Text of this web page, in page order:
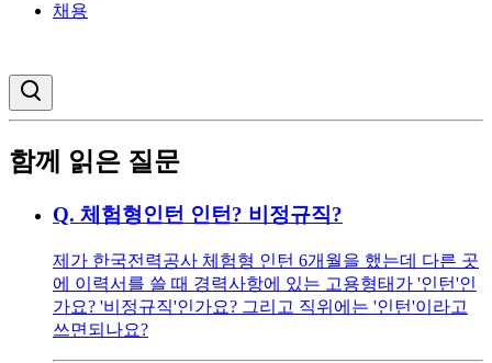
채용
함께 읽은 질문
Q. 체험형인턴 인턴? 비정규직?
제가 한국전력공사 체험형 인턴 6개월을 했는데 다른 곳
에 이력서를 쓸 때 경력사항에 있는 고용형태가 '인턴'인
가요? '비정규직'인가요? 그리고 직위에는 '인턴'이라고
쓰면되나요?